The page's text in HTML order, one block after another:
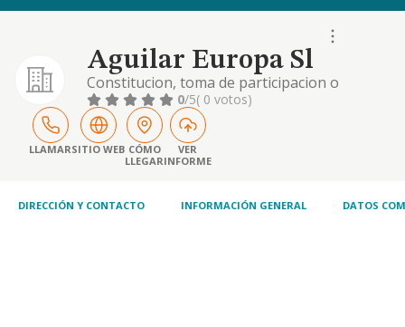
Aguilar Europa Sl
Constitucion, toma de participacion o
gestion de otras empresas, asi como la
tenencia disfrute y enajenacion de toda clase
de valores mobiliarios por cuenta propia y,
en especial, la gestion, y direccion de las
participa
0/5( 0 votos)
LLAMARSITIO WEB CÓMO
LLEGAR
VER
INFORME
DIRECCIÓN Y CONTACTO INFORMACIÓN GENERAL DATOS